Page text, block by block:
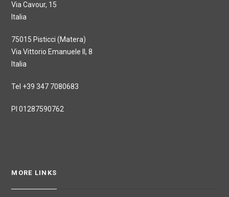
Via Cavour, 15
Italia
75015 Pisticci (Matera)
Via Vittorio Emanuele II, 8
Italia
Tel +39 347 7080683
PI 01287590762
MORE LINKS